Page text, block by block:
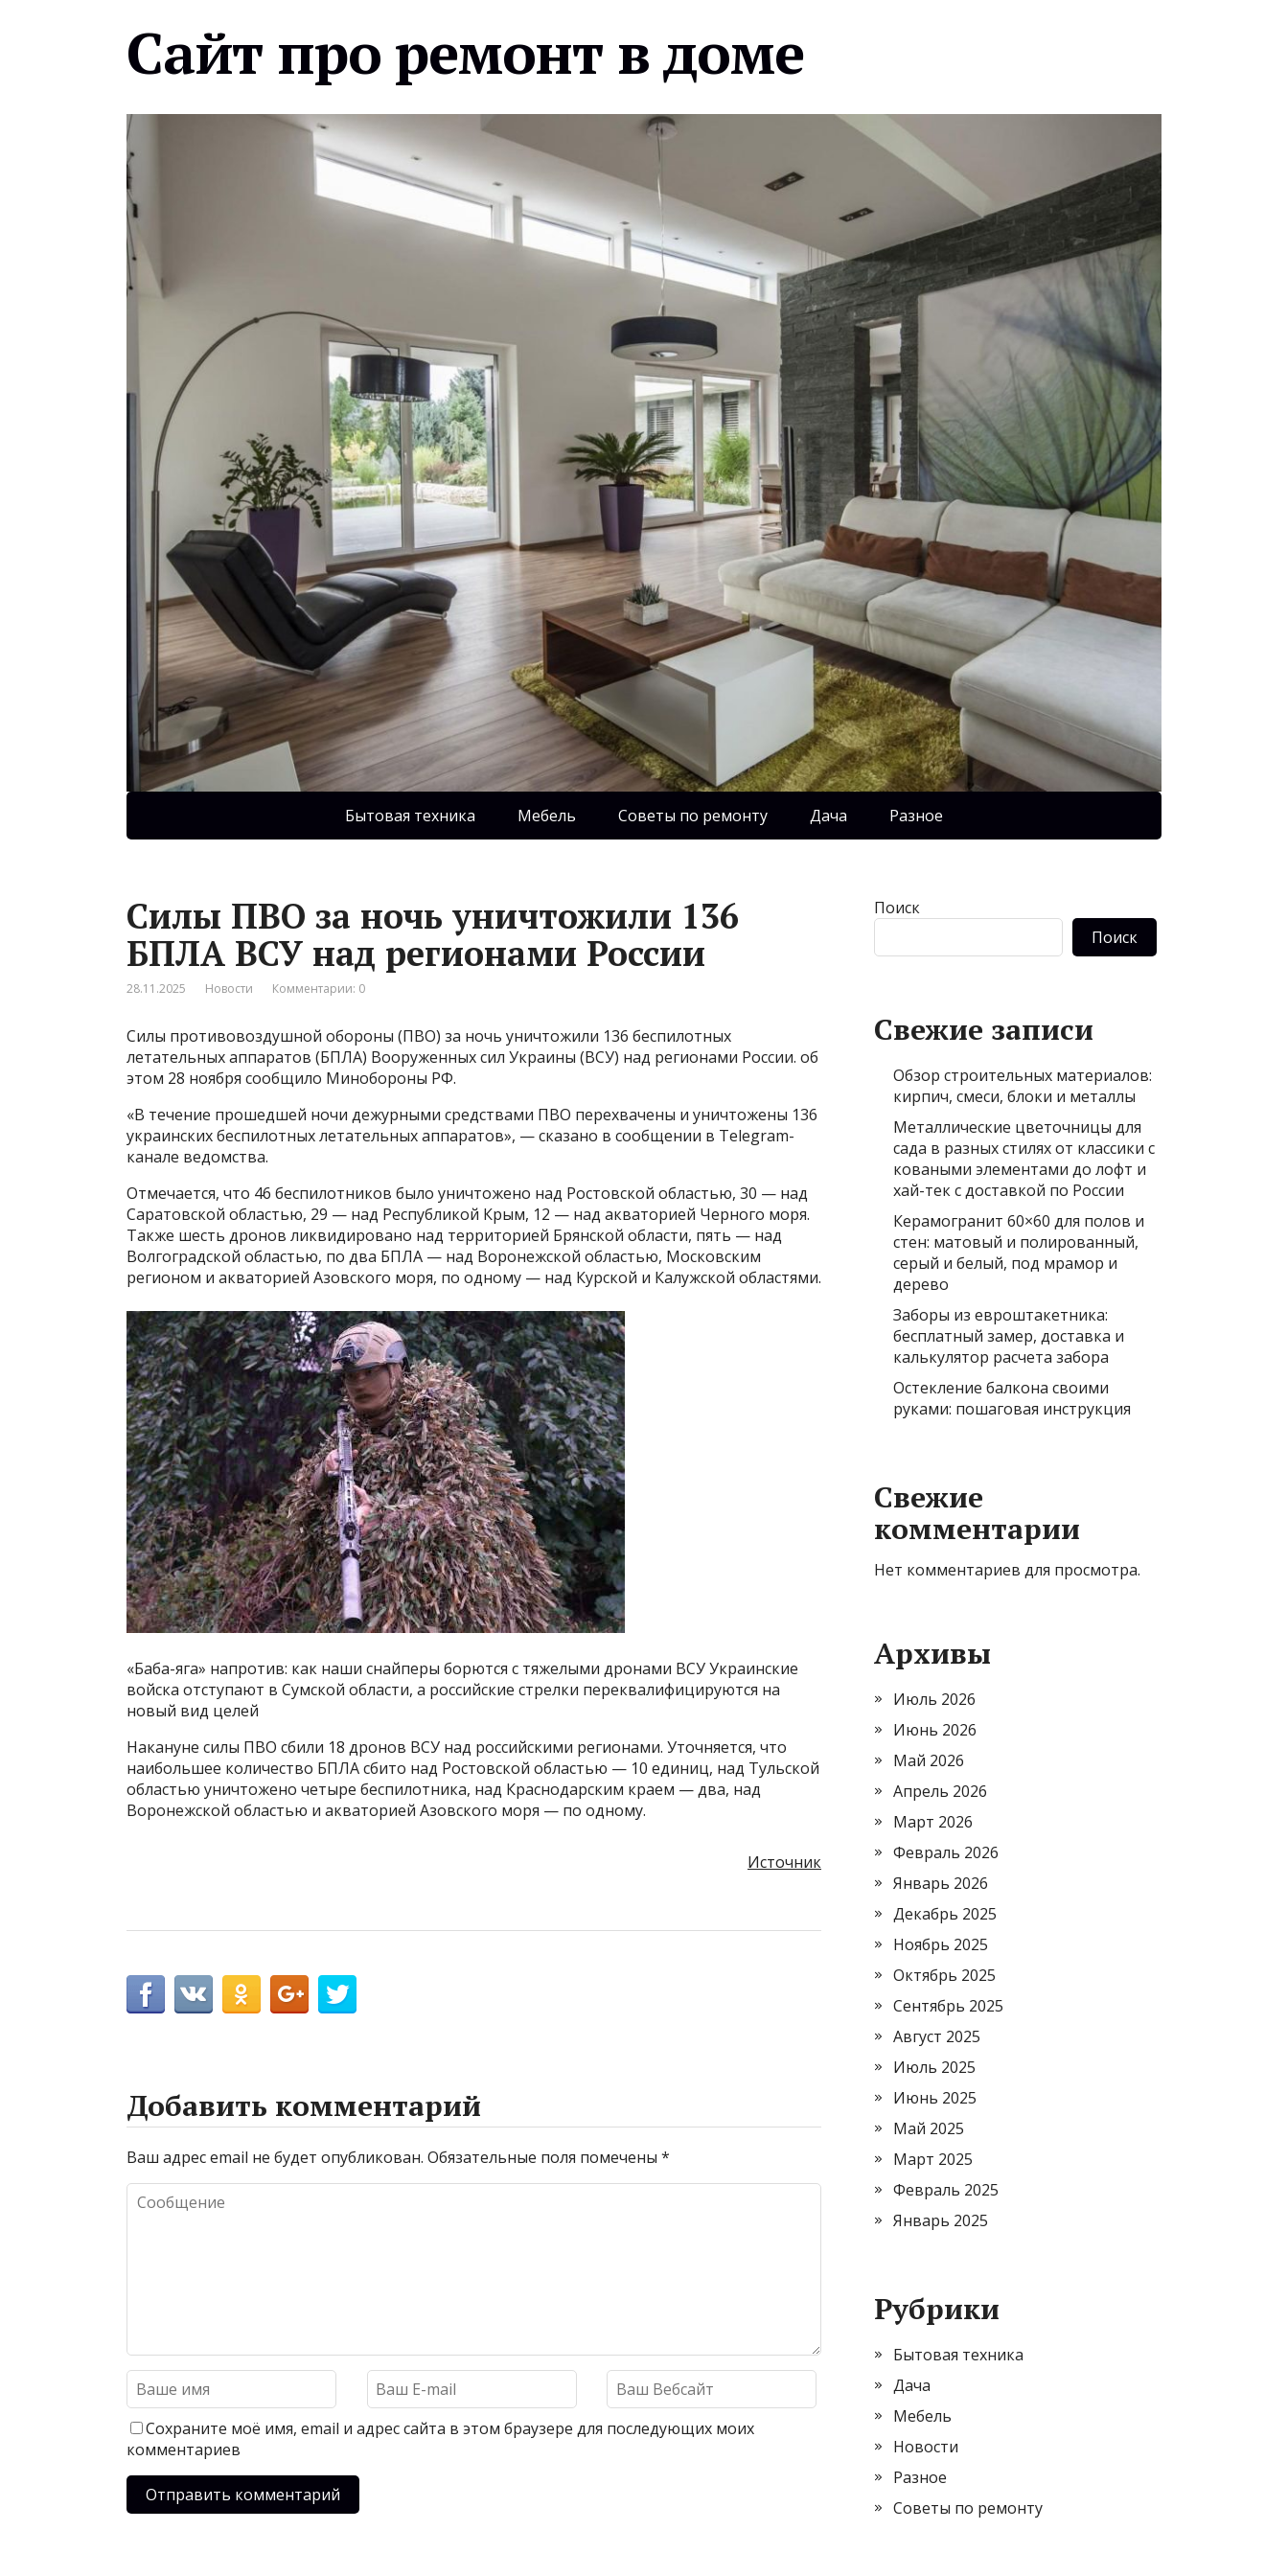
Сайт про ремонт в доме
Бытовая техника Мебель Советы по ремонту Дача Разное
Силы ПВО за ночь уничтожили 136
БПЛА ВСУ над регионами России
28.11.2025 Новости Комментарии: 0
Силы противовоздушной обороны (ПВО) за ночь уничтожили 136 беспилотных
летательных аппаратов (БПЛА) Вооруженных сил Украины (ВСУ) над регионами России. об
этом 28 ноября сообщило Минобороны РФ.
«В течение прошедшей ночи дежурными средствами ПВО перехвачены и уничтожены 136
украинских беспилотных летательных аппаратов», — сказано в сообщении в Telegram-
канале ведомства.
Отмечается, что 46 беспилотников было уничтожено над Ростовской областью, 30 — над
Саратовской областью, 29 — над Республикой Крым, 12 — над акваторией Черного моря.
Также шесть дронов ликвидировано над территорией Брянской области, пять — над
Волгоградской областью, по два БПЛА — над Воронежской областью, Московским
регионом и акваторией Азовского моря, по одному — над Курской и Калужской областями.
«Баба-яга» напротив: как наши снайперы борются с тяжелыми дронами ВСУ Украинские
войска отступают в Сумской области, а российские стрелки переквалифицируются на
новый вид целей
Накануне силы ПВО сбили 18 дронов ВСУ над российскими регионами. Уточняется, что
наибольшее количество БПЛА сбито над Ростовской областью — 10 единиц, над Тульской
областью уничтожено четыре беспилотника, над Краснодарским краем — два, над
Воронежской областью и акваторией Азовского моря — по одному.
Источник
Добавить комментарий
Ваш адрес email не будет опубликован. Обязательные поля помечены *
Сохраните моё имя, email и адрес сайта в этом браузере для последующих моих
комментариев
Поиск
Поиск
Свежие записи
Обзор строительных материалов:
кирпич, смеси, блоки и металлы
Металлические цветочницы для
сада в разных стилях от классики с
коваными элементами до лофт и
хай-тек с доставкой по России
Керамогранит 60×60 для полов и
стен: матовый и полированный,
серый и белый, под мрамор и
дерево
Заборы из евроштакетника:
бесплатный замер, доставка и
калькулятор расчета забора
Остекление балкона своими
руками: пошаговая инструкция
Свежие
комментарии
Нет комментариев для просмотра.
Архивы
Июль 2026
Июнь 2026
Май 2026
Апрель 2026
Март 2026
Февраль 2026
Январь 2026
Декабрь 2025
Ноябрь 2025
Октябрь 2025
Сентябрь 2025
Август 2025
Июль 2025
Июнь 2025
Май 2025
Март 2025
Февраль 2025
Январь 2025
Рубрики
Бытовая техника
Дача
Мебель
Новости
Разное
Советы по ремонту